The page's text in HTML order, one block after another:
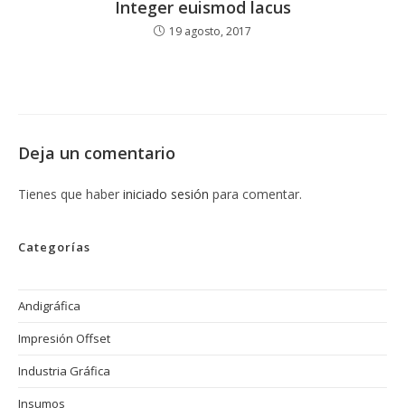
Integer euismod lacus
19 agosto, 2017
Deja un comentario
Tienes que haber iniciado sesión para comentar.
Categorías
Andigráfica
Impresión Offset
Industria Gráfica
Insumos